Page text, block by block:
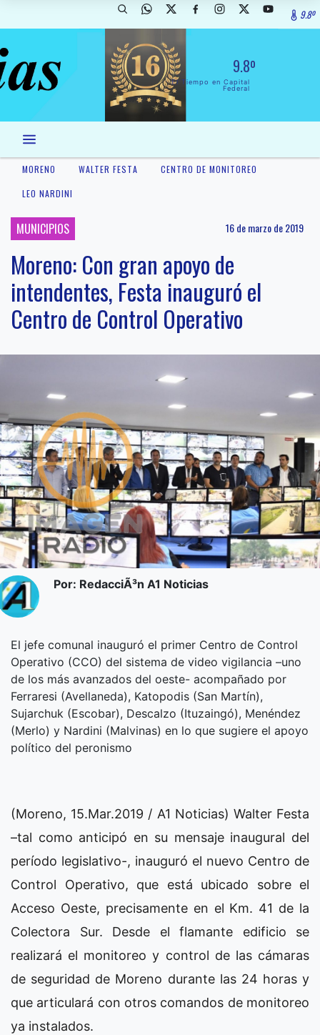
9.8º
9.8º
El Tiempo en Capital
Federal
MORENO WALTER FESTA
CENTRO DE MONITOREO
LEO NARDINI
MUNICIPIOS 16 de marzo de 2019
Moreno: Con gran apoyo de
intendentes, Festa inauguró el
Centro de Control Operativo
Por: RedacciÃ³n A1 Noticias
El jefe comunal inauguró el primer Centro de Control
Operativo (CCO) del sistema de video vigilancia –uno
de los más avanzados del oeste- acompañado por
Ferraresi (Avellaneda), Katopodis (San Martín),
Sujarchuk (Escobar), Descalzo (Ituzaingó), Menéndez
(Merlo) y Nardini (Malvinas) en lo que sugiere el apoyo
político del peronismo
(Moreno, 15.Mar.2019 / A1 Noticias) Walter Festa
–tal como anticipó en su mensaje inaugural del
período legislativo-, inauguró el nuevo Centro de
Control Operativo, que está ubicado sobre el
Acceso Oeste, precisamente en el Km. 41 de la
Colectora Sur. Desde el flamante edificio se
realizará el monitoreo y control de las cámaras
de seguridad de Moreno durante las 24 horas y
que articulará con otros comandos de monitoreo
ya instalados.